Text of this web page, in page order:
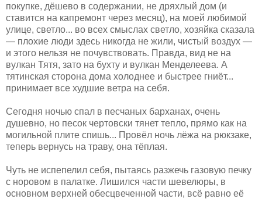
покупке, дёшево в содержании, не дряхлый дом (и
ставится на капремонт через месяц), на моей любимой
улице, светло... во всех смыслах светло, хозяйка сказала
— плохие люди здесь никогда не жили, чистый воздух —
и этого нельзя не почувствовать. Правда, вид не на
вулкан Тятя, зато на бухту и вулкан Менделеева. А
тятинская сторона дома холоднее и быстрее гниёт...
принимает все худшие ветра на себя.
Сегодня ночью спал в песчаных барханах, очень
душевно, но песок чертовски тянет тепло, прямо как на
могильной плите спишь... Провёл ночь лёжа на рюкзаке,
теперь вернусь на траву, она тёплая.
Чуть не испепелил себя, пытаясь разжечь газовую печку
с норовом в палатке. Лишился части шевелюры, в
основном верхней обесцвеченной части, всё равно её